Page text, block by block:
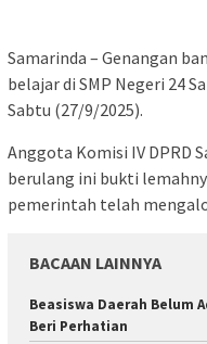
Samarinda – Genangan
belajar di SMP Negeri 24
Sabtu (27/9/2025).
Anggota Komisi IV DPRD
berulang ini bukti
pemerintah telah
BACAAN LAINNYA
Beasiswa Daerah Belum
Beri Perhatian